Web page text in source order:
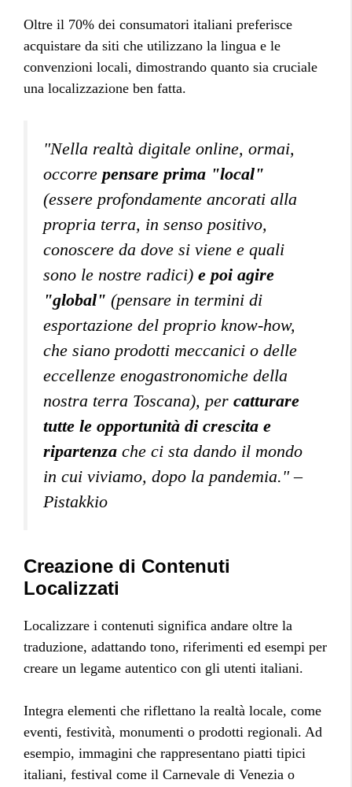
Oltre il 70% dei consumatori italiani preferisce
acquistare da siti che utilizzano la lingua e le
convenzioni locali, dimostrando quanto sia cruciale
una localizzazione ben fatta.
"Nella realtà digitale online, ormai,
occorre pensare prima "local"
(essere profondamente ancorati alla
propria terra, in senso positivo,
conoscere da dove si viene e quali
sono le nostre radici) e poi agire
"global" (pensare in termini di
esportazione del proprio know-how,
che siano prodotti meccanici o delle
eccellenze enogastronomiche della
nostra terra Toscana), per catturare
tutte le opportunità di crescita e
ripartenza che ci sta dando il mondo
in cui viviamo, dopo la pandemia." –
Pistakkio
Creazione di Contenuti
Localizzati
Localizzare i contenuti significa andare oltre la
traduzione, adattando tono, riferimenti ed esempi per
creare un legame autentico con gli utenti italiani.
Integra elementi che riflettano la realtà locale, come
eventi, festività, monumenti o prodotti regionali. Ad
esempio, immagini che rappresentano piatti tipici
italiani, festival come il Carnevale di Venezia o